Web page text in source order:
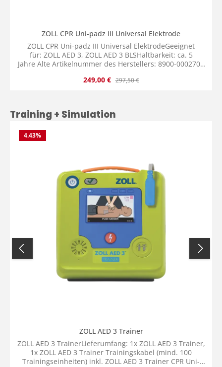
ZOLL CPR Uni-padz III Universal Elektrode
ZOLL CPR Uni-padz III Universal ElektrodeGeeignet
für: ZOLL AED 3, ZOLL AED 3 BLSHaltbarkeit: ca. 5
Jahre Alte Artikelnummer des Herstellers: 8900-000270 /
Universal Elektroden
Verkaufspreis:
249,00 € Regulärer Preis:
297,50 €
Produktgalerie überspringen
Training + Simulation
4.43%
ZOLL AED 3 Trainer
ZOLL AED 3 TrainerLieferumfang: 1x ZOLL AED 3 Trainer,
1x ZOLL AED 3 Trainer Trainingskabel (mind. 100
Trainingseinheiten) inkl. ZOLL AED 3 Trainer CPR Uni-